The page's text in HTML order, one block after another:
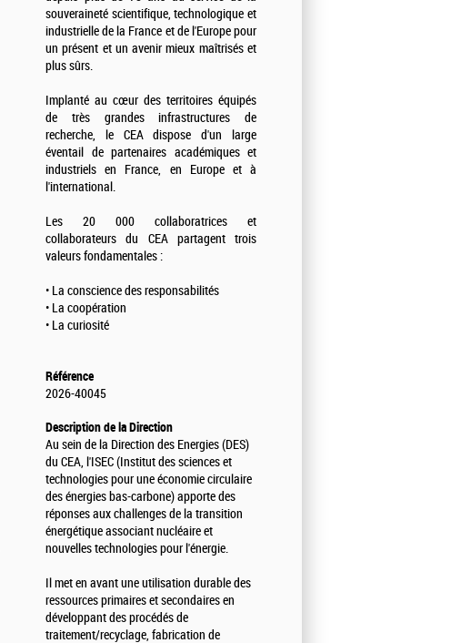
souveraineté scientifique, technologique et
industrielle de la France et de l'Europe pour
un présent et un avenir mieux maîtrisés et
plus sûrs.
Implanté au cœur des territoires équipés
de très grandes infrastructures de
recherche, le CEA dispose d'un large
éventail de partenaires académiques et
industriels en France, en Europe et à
l'international.
Les 20 000 collaboratrices et
collaborateurs du CEA partagent trois
valeurs fondamentales :
• La conscience des responsabilités
• La coopération
• La curiosité
Référence
2026-40045
Description de la Direction
Au sein de la Direction des Energies (DES)
du CEA, l'ISEC (Institut des sciences et
technologies pour une économie circulaire
des énergies bas-carbone) apporte des
réponses aux challenges de la transition
énergétique associant nucléaire et
nouvelles technologies pour l'énergie.
Il met en avant une utilisation durable des
ressources primaires et secondaires en
développant des procédés de
traitement/recyclage, fabrication de